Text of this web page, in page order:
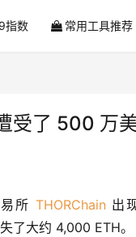
指数 常用工具推荐
受了 500 万
所 THORChain 出
了大约 4,000 ETH。